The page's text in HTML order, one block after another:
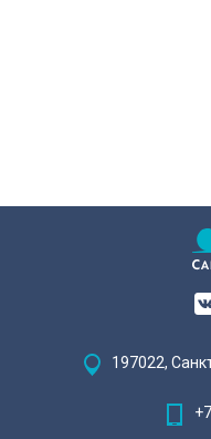
197022,